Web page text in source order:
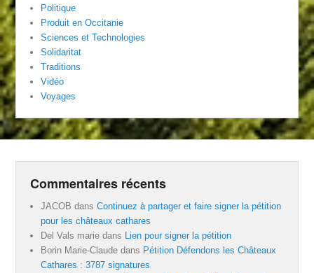
Politique
Produit en Occitanie
Sciences et Technologies
Solidaritat
Traditions
Vidéo
Voyages
Commentaires récents
JACOB dansContinuez à partager et faire signer la pétition
pour les châteaux cathares
Del Vals marie dans Lien pour signer la pétition
Borin Marie-Claude dans Pétition Défendons les Châteaux
Cathares : 3787 signatures